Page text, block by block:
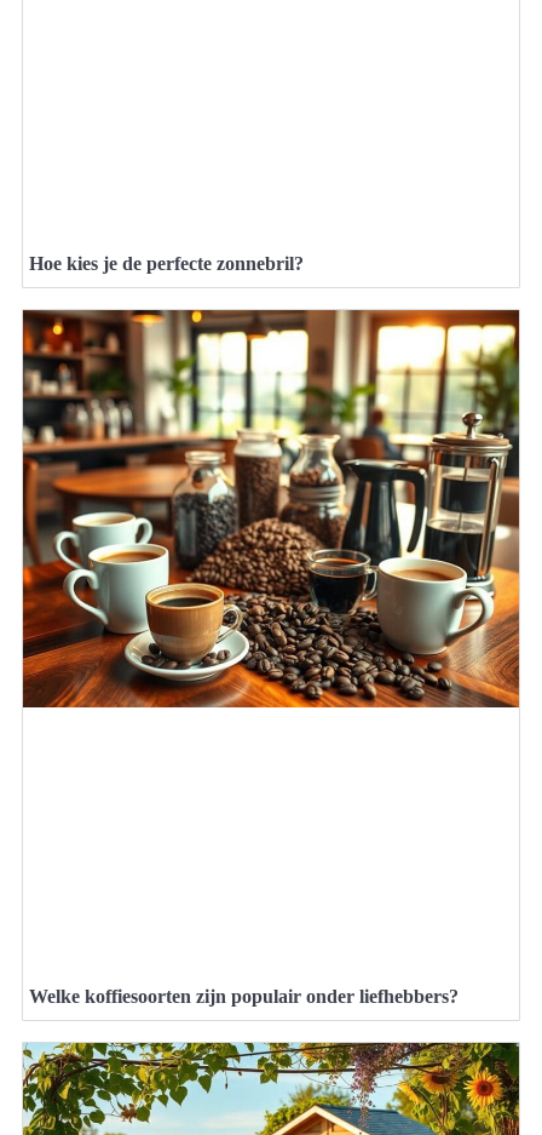
Hoe kies je de perfecte zonnebril?
Welke koffiesoorten zijn populair onder liefhebbers?